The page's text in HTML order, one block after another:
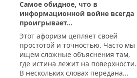
Самое обидное, что в
информационной войне всегда
проигрывает...
Этот афоризм цепляет своей
простотой и точностью. Часто мы
ищем сложные объяснения там,
где истина лежит на поверхности.
В нескольких словах передана...